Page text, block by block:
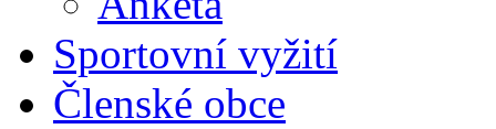
Sportovní vyžití
Členské obce